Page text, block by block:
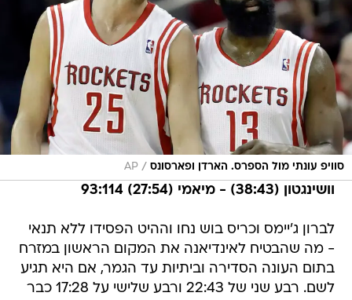
סוויפ עונתי מול הספרס. הארדן ופארסונס /
AP
וושינגטון (38:43) - מיאמי (27:54) 93:114
לברון ג'יימס וכריס בוש נחו וההיט הפסידו ללא תנאי
- מה שהבטיח לאינדיאנה את המקום הראשון במזרח
בתום העונה הסדירה וביתיות עד הגמר, אם היא תגיע
לשם. רבע שני של 22:43 ורבע שלישי על 17:28 כבר